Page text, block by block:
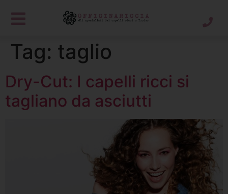
Tag: taglio
Dry-Cut: I capelli ricci si
tagliano da asciutti